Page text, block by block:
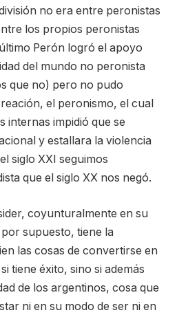
no era entre peronistas
los propios peronistas
Perón logró el apoyo
del mundo no peronista
que no) pero no pudo
el peronismo, el cual
internas impidió que se
y estallara la violencia
siglo XXI seguimos
que el siglo XX nos negó.
coyunturalmente en su
supuesto, tiene la
las cosas de convertirse en
tiene éxito, sino si además
de los argentinos, cosa que
ni en su modo de ser ni en